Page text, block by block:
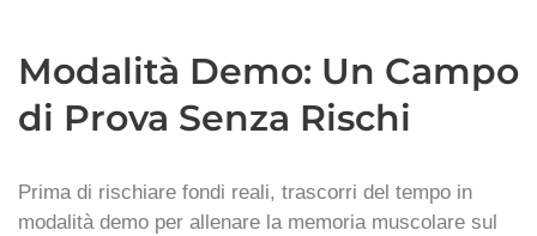
Modalità Demo: Un Campo
di Prova Senza Rischi
Prima di rischiare fondi reali, trascorri del tempo in
modalità demo per allenare la memoria muscolare sul